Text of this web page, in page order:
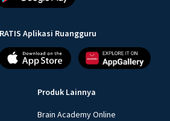
Aplikasi Ruangguru
Produk Lainnya
Brain Academy Online